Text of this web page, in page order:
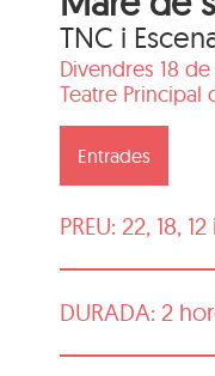
TNC i
Divendres 18
Teatre Principal
Entrades
PREU: 22, 18,
DURADA: 2